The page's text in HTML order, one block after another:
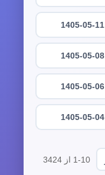
1405-05-11
1405-05-08
1405-05-06
1405-05-04
1-10 از 3424